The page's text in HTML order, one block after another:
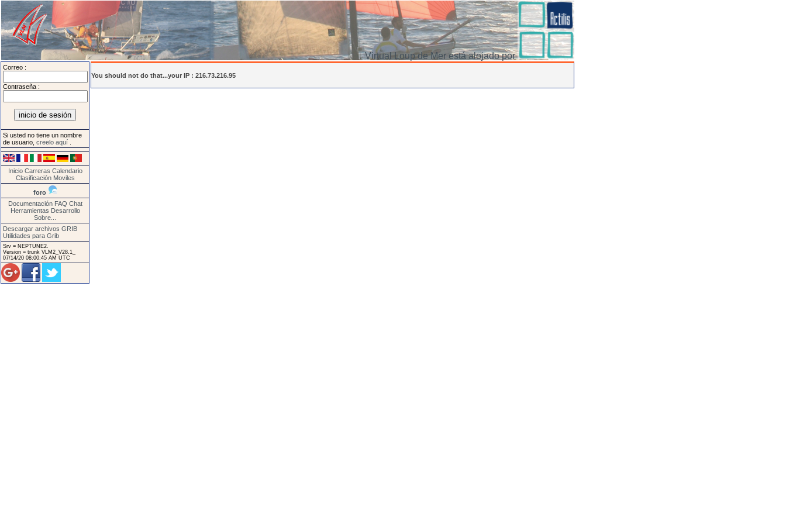
Virtual Loup de Mer está alojado por
Correo :
Contraseña :
Si usted no tiene un nombre
de usuario, creelo aquí
Inicio Carreras Calendario
Clasificación Moviles
foro
Documentación FAQ Chat
Herramientas Desarrollo
Sobre...
Descargar archivos GRIB
Utilidades para Grib
Srv = NEPTUNE2.
Version = trunk VLM2_V28.1_
07/14/20 08:00:45 AM UTC
You should not do that...your IP : 216.73.216.95